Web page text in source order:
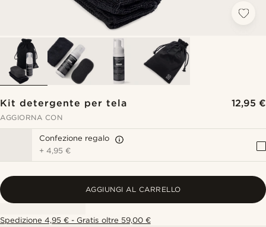
Kit detergente per tela 12,95 €
AGGIORNA CON
Confezione regalo
+4,95 €
AGGIUNGI AL CARRELLO
Spedizione 4,95 € - Gratis oltre 59,00 €